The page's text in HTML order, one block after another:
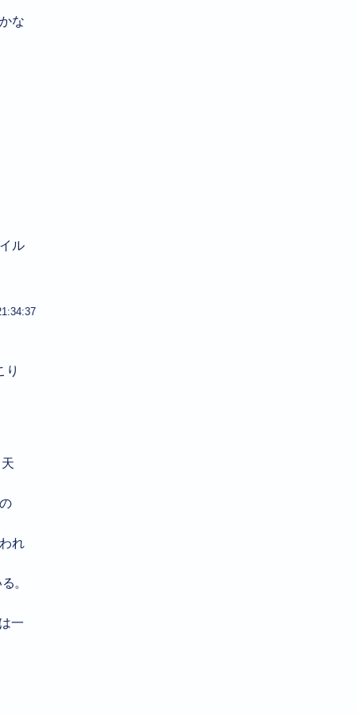
な
ル
り
れ
。
一